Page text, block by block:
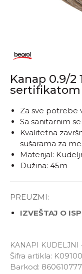
Kanap 0.9/
sertifikatom
KANAPI KUDELJNI
Šifra artikla:
Barkod:
Za sve potrebe
Sa sanitarnim
Kvalitetna
sušarama za
Materijal:
Dužina: 45m
PREUZMI:
IZVEŠTAJ O